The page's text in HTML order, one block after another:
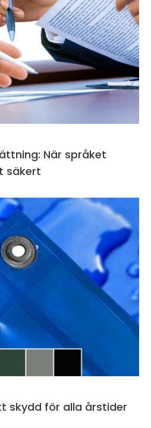
När språket
säkert
praktiskt skydd för alla årstider